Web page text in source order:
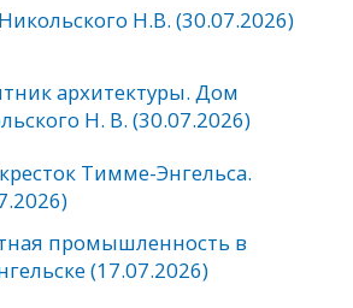
Н.В. (30.07.2026)
архитектуры. Дом
Н. В. (30.07.2026)
Тимме-Энгельса.
промышленность в
(17.07.2026)